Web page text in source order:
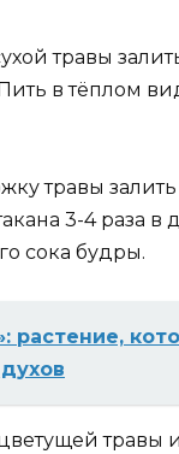
травы
в тёплом
травы залить
3-4 раза в
сока будры.
растение,